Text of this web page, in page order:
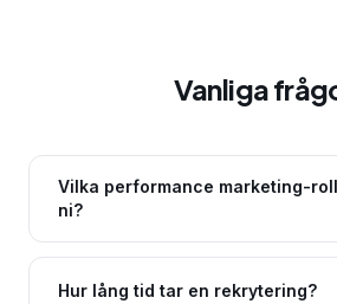
Vanliga
Vilka performance marketing-
ni?
Hur lång tid tar en rekrytering?